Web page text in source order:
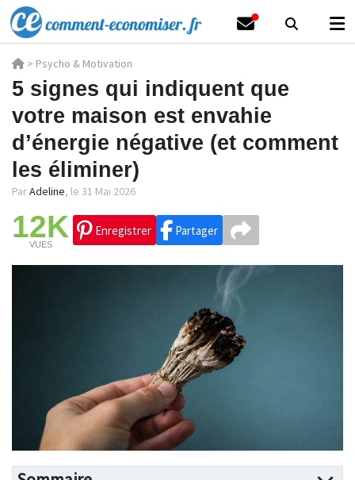
> Psycho & Motivation
5 signes qui indiquent que
votre maison est envahie
d’énergie négative (et comment
les éliminer)
ParAdeline, le 31 Mai 2026
12K
VUES
Enregistrer Partager